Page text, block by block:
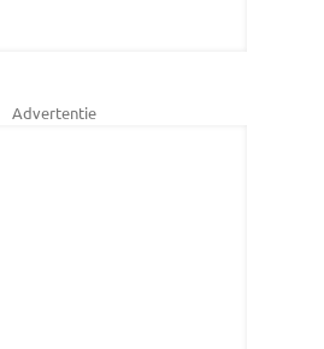
Advertentie